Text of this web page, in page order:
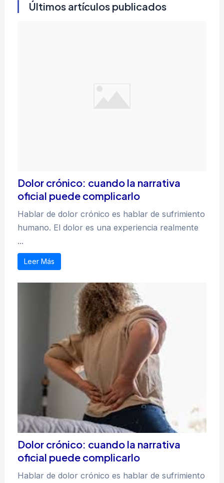
Últimos artículos publicados
Dolor crónico: cuando la narrativa
oficial puede complicarlo
Hablar de dolor crónico es hablar de sufrimiento
humano. El dolor es una experiencia realmente
...
Leer Más
Dolor crónico: cuando la narrativa
oficial puede complicarlo
Hablar de dolor crónico es hablar de sufrimiento